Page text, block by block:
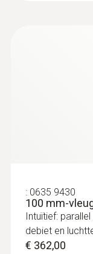
: 0635 9430
100 mm-
Intuïtief:
debiet en
€ 362,00